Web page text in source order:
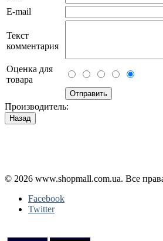
E-mail
Текст
комментария
Оценка для
товара
Производитель:
© 2026 www.shopmall.com.ua. Все
Facebook
Twitter